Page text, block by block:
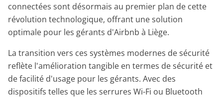
connectées sont désormais au premier plan de cette
révolution technologique, offrant une solution
optimale pour les gérants d'Airbnb à Liège.
La transition vers ces systèmes modernes de sécurité
reflète l'amélioration tangible en termes de sécurité et
de facilité d'usage pour les gérants. Avec des
dispositifs telles que les serrures Wi-Fi ou Bluetooth